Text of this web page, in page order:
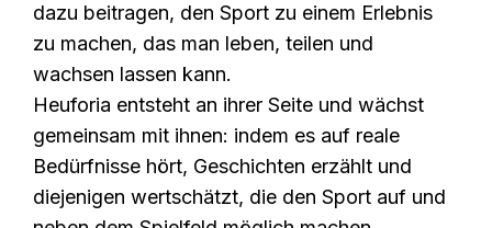
dazu beitragen, den Sport zu einem Erlebnis
zu machen, das man leben, teilen und
wachsen lassen kann.
Heuforia entsteht an ihrer Seite und wächst
gemeinsam mit ihnen: indem es auf reale
Bedürfnisse hört, Geschichten erzählt und
diejenigen wertschätzt, die den Sport auf und